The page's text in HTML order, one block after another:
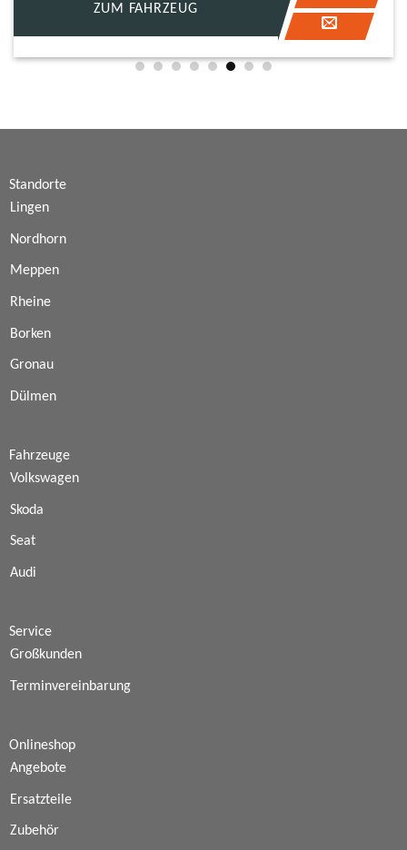
ZUM FAHRZEUG
Standorte
Lingen
Nordhorn
Meppen
Rheine
Borken
Gronau
Dülmen
Fahrzeuge
Volkswagen
Skoda
Seat
Audi
Service
Großkunden
Terminvereinbarung
Onlineshop
Angebote
Ersatzteile
Zubehör